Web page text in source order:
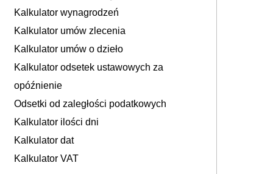
Kalkulator wynagrodzeń
Kalkulator umów zlecenia
Kalkulator umów o dzieło
Kalkulator odsetek ustawowych za
opóźnienie
Odsetki od zaległości podatkowych
Kalkulator ilości dni
Kalkulator dat
Kalkulator VAT